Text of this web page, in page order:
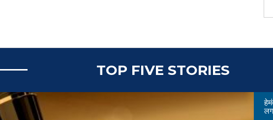
TOP FIVE STORIES